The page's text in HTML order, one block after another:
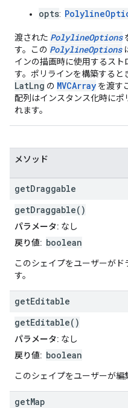
opts:
渡された PolylineOptions
す。この PolylineOptions
インの描画時に使用するスト
す。ポリラインを構築すると
LatLng の MVCArray を渡す
配列はインスタンス化時にポ
れます。
メソッド
getDraggable
getDraggable()
パラメータ: なし
戻り値: boolean
このシェイプをユーザーが
す。
getEditable
getEditable()
パラメータ: なし
戻り値: boolean
このシェイプをユーザーが編
getMap